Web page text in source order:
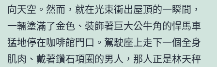
向天空。然而，就在光束衝出屋頂的一瞬間，
一輛塗滿了金色、裝飾著巨大公牛角的悍馬車
猛地停在咖啡館門口。駕駛座上走下一個全身
肌肉、戴著鑽石項圈的男人，那人正是林天秤